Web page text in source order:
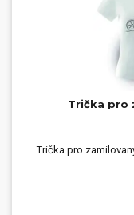
Trička pro
Trička pro